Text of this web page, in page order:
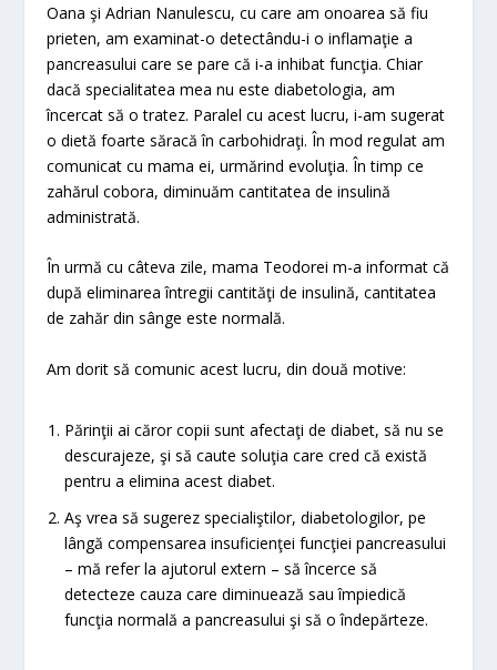
Oana şi Adrian Nanulescu, cu care am onoarea să fiu
prieten, am examinat-o detectându-i o inflamaţie a
pancreasului care se pare că i-a inhibat funcţia. Chiar
dacă specialitatea mea nu este diabetologia, am
încercat să o tratez. Paralel cu acest lucru, i-am sugerat
o dietă foarte săracă în carbohidraţi. În mod regulat am
comunicat cu mama ei, urmărind evoluţia. În timp ce
zahărul cobora, diminuăm cantitatea de insulină
administrată.
În urmă cu câteva zile, mama Teodorei m-a informat că
după eliminarea întregii cantităţi de insulină, cantitatea
de zahăr din sânge este normală.
Am dorit să comunic acest lucru, din două motive:
Părinţii ai căror copii sunt afectaţi de diabet, să nu se
descurajeze, şi să caute soluţia care cred că există
pentru a elimina acest diabet.
Aş vrea să sugerez specialiştilor, diabetologilor, pe
lângă compensarea insuficienţei funcţiei pancreasului
– mă refer la ajutorul extern – să încerce să
detecteze cauza care diminuează sau împiedică
funcţia normală a pancreasului şi să o îndepărteze.